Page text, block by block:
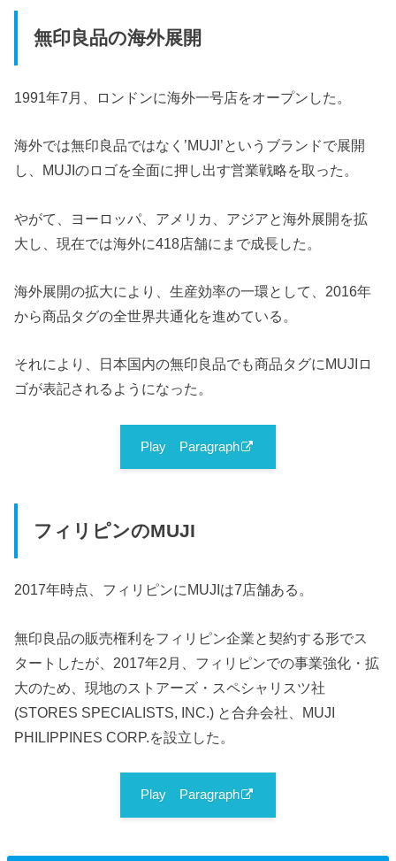
無印良品の海外展開
1991年7月、ロンドンに海外一号店をオープンした。
海外では無印良品ではなく’MUJI’というブランドで展開
し、MUJIのロゴを全面に押し出す営業戦略を取った。
やがて、ヨーロッパ、アメリカ、アジアと海外展開を拡
大し、現在では海外に418店舗にまで成長した。
海外展開の拡大により、生産効率の一環として、2016年
から商品タグの全世界共通化を進めている。
それにより、日本国内の無印良品でも商品タグにMUJIロ
ゴが表記されるようになった。
Play Paragraph
フィリピンのMUJI
2017年時点、フィリピンにMUJIは7店舗ある。
無印良品の販売権利をフィリピン企業と契約する形でス
タートしたが、2017年2月、フィリピンでの事業強化・拡
大のため、現地のストアーズ・スペシャリスツ社
(STORES SPECIALISTS, INC.) と合弁会社、MUJI
PHILIPPINES CORP.を設立した。
Play Paragraph